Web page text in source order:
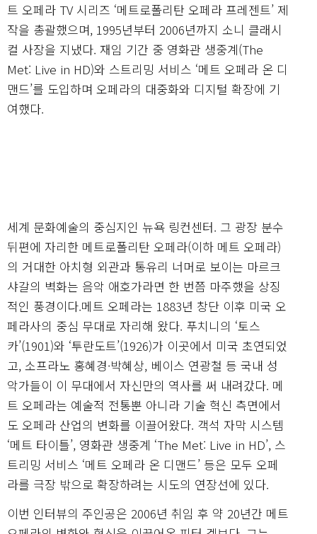
트 오페라 TV 시리즈 ‘메트로폴리탄 오페라 프레젠트’ 제
작을 총괄했으며, 1995년부터 2006년까지 소니 클래시
컬 사장을 지냈다. 재임 기간 중 영화관 생중계(The
Met: Live in HD)와 스트리밍 서비스 ‘메트 오페라 온 디
맨드’를 도입하며 오페라의 대중화와 디지털 확장에 기
여했다.
세계 문화예술의 중심지인 뉴욕 링컨센터. 그 광장 분수
뒤편에 자리한 메트로폴리탄 오페라(이하 메트 오페라)
의 거대한 아치형 외관과 통유리 너머로 보이는 마르크
샤갈의 벽화는 음악 애호가라면 한 번쯤 마주했을 상징
적인 풍경이다.메트 오페라는 1883년 창단 이후 미국 오
페라사의 중심 무대로 자리해 왔다. 푸치니의 ‘토스
카’(1901)와 ‘투란도트’(1926)가 이곳에서 미국 초연되었
고, 소프라노 홍혜경·박혜상, 베이스 연광철 등 국내 성
악가들이 이 무대에서 자신만의 역사를 써 내려갔다. 메
트 오페라는 예술적 전통뿐 아니라 기술 혁신 측면에서
도 오페라 산업의 변화를 이끌어왔다. 객석 자막 시스템
‘메트 타이틀’, 영화관 생중계 ‘The Met: Live in HD’, 스
트리밍 서비스 ‘메트 오페라 온 디맨드’ 등은 모두 오페
라를 극장 밖으로 확장하려는 시도의 연장선에 있다.
이번 인터뷰의 주인공은 2006년 취임 후 약 20년간 메트